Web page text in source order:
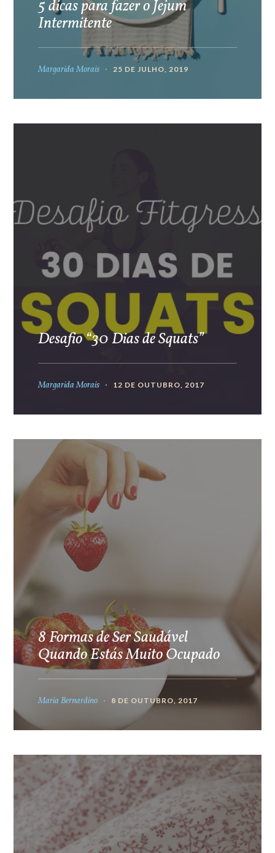
5 dicas para fazer o Jejum
Intermitente
Margarida Morais 25 DE JULHO, 2019
Desafio “30 Dias de Squats”
Margarida Morais 12 DE OUTUBRO, 2017
8 Formas de Ser Saudável
Quando Estás Muito Ocupado
Maria Bernardino 8 DE OUTUBRO, 2017